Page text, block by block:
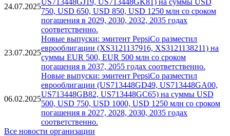
24.07.2025
US713448GJ19, US713448GK81) на суммы USD
750, USD 650, USD 850, USD 1250 млн со сроком
погашения в 2029, 2030, 2032, 2035 годах
соответственно.
23.07.2025
Новые выпуски: эмитент PepsiCo разместил
еврооблигации (XS3121137916, XS3121138211) на
суммы EUR 500, EUR 500 млн со сроком
погашения в 2037, 2055 годах соответственно.
06.02.2025
Новые выпуски: эмитент PepsiCo разместил
еврооблигации (US713448GD49, US713448GA00,
US713448GB82, US713448GC65) на суммы USD
500, USD 750, USD 1000, USD 1250 млн со сроком
погашения в 2027, 2028, 2030, 2035 годах
соответственно.
Все новости организации